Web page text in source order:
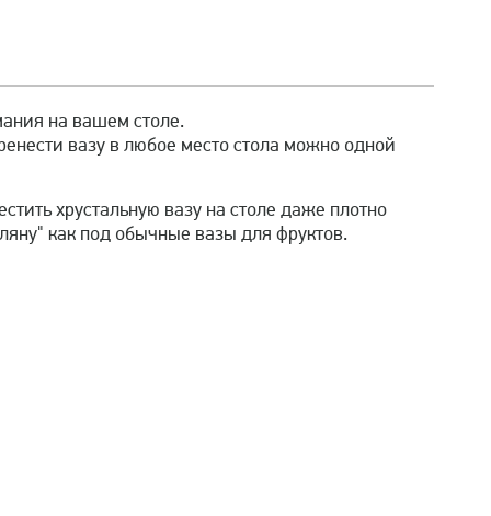
на вашем столе.
вазу в любое место стола можно одной
хрустальную вазу на столе даже плотно
как под обычные вазы для фруктов.